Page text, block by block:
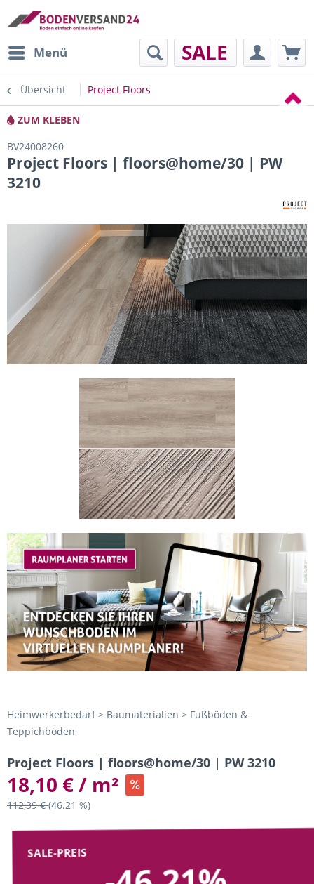
Menü SALE
Übersicht Project Floors
ZUM KLEBEN
BV24008260
Project Floors | floors@home/30 | PW
3210
Heimwerkerbedarf > Baumaterialien > Fußböden &
Teppichböden
Project Floors | floors@home/30 | PW 3210
18,10 € / m²
112,39 €(46.21 %)
SALE-PREIS